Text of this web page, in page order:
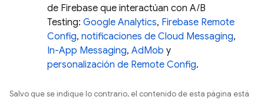
de Firebase que interactúan con A/B
Testing: Google Analytics, Firebase Remote
Config, notificaciones de Cloud Messaging,
In-App Messaging, AdMob y
personalización de Remote Config.
Salvo que se indique lo contrario, el contenido de esta página está